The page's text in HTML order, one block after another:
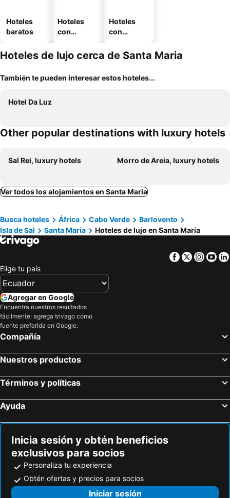
Hoteles
baratos
Hoteles
con
Hoteles
con
miento
Hoteles de lujo cerca de Santa Maria
También te pueden interesar estos hoteles...
Hotel Da Luz
Other popular destinations with luxury hotels
Sal Rei, luxury hotels Morro de Areia, luxury hotels
Ver todos los alojamientos en Santa Maria
Busca hoteles África Cabo Verde
Barlovento
Isla de Sal
Santa Maria Hoteles de lujo en Santa Maria
Facebook
Twitter
Elige tu país
Agregar en Google
Encuentra nuestros resultados
fácilmente: agrega trivago como
fuente preferida en Google.
Compañía
Nuestros productos
Términos y políticas
Ayuda
Inicia sesión y obtén beneficios
exclusivos para socios
Personaliza tu experiencia
Obtén ofertas y precios para socios
Iniciar sesión